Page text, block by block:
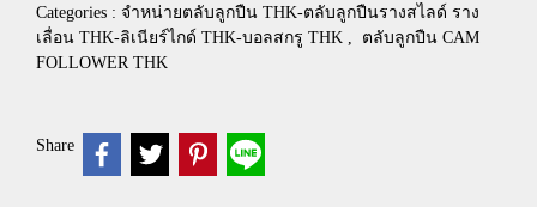
Categories : จำหน่ายตลับลูกปืน THK-ตลับลูกปืนรางสไลด์ ราง
เลื่อน THK-ลิเนียร์ไกด์ THK-บอลสกรู THK ,
ตลับลูกปืน CAM
FOLLOWER THK
Share